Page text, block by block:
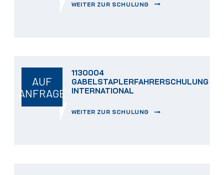
WEITER ZUR SCHULUNG
AUF
ANFRAGE
1130004
GABELSTAPLERFAHRERSCHULUNG
INTERNATIONAL
WEITER ZUR SCHULUNG